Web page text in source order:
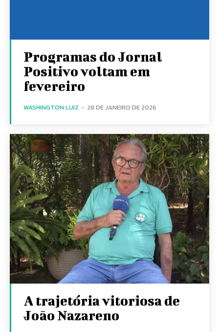
Programas do Jornal
Positivo voltam em
fevereiro
WASHINGTON LUIZ - 28 DE JANEIRO DE 2026
A trajetória vitoriosa de
João Nazareno